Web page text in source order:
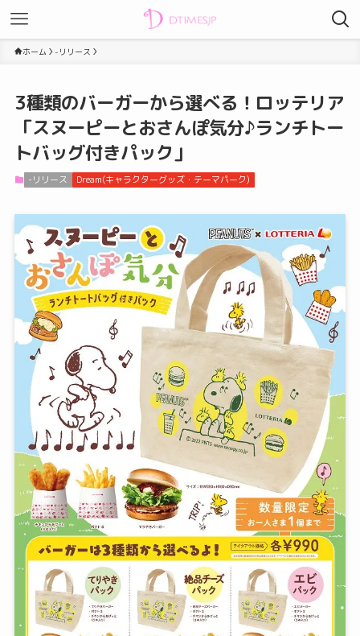
ホーム -リリース
3種類のバーガーから選べる！ロッテリア
「スヌーピーとおさんぽ気分♪ランチトー
トバッグ付きパック」
-リリース Dream(キャラクターグッズ・テーマパーク)